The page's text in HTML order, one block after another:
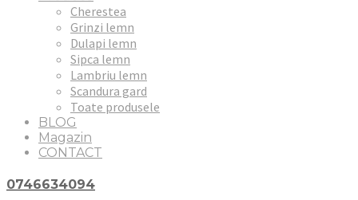
Cherestea
Grinzi lemn
Dulapi lemn
Sipca lemn
Lambriu lemn
Scandura gard
Toate produsele
BLOG
Magazin
CONTACT
0746634094